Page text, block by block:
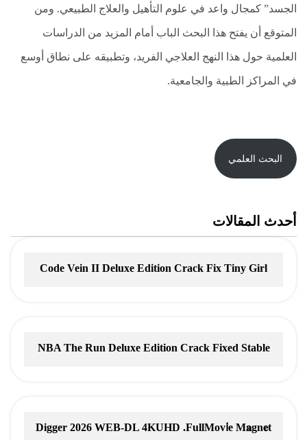
الجسد” كمجال واعد في علوم التأهيل والعلاج الطبيعي. ومن
المتوقع أن يفتح هذا البحث الباب أمام المزيد من الدراسات
العلمية حول هذا النهج العلاجي الفريد، وتطبيقه على نطاق أوسع
في المراكز الطبية والجامعية.
البحث العلمي
أحدث المقالات
Code Vein II Deluxe Edition Crack Fix Tiny Girl
NBA The Run Deluxe Edition Crack Fixed Stable
Digger 2026 WEB-DL 4KUHD .FullMov𝗂e M𝐚gn𝐞t